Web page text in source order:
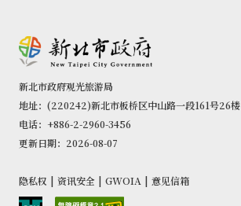
新北市政府观光旅游局
地址：(220242)新北市板桥区中山路一段161号26楼
电话：+886-2-2960-3456
更新日期：2026-08-07
隐私权 | 资讯安全 | GWOIA | 意见信箱